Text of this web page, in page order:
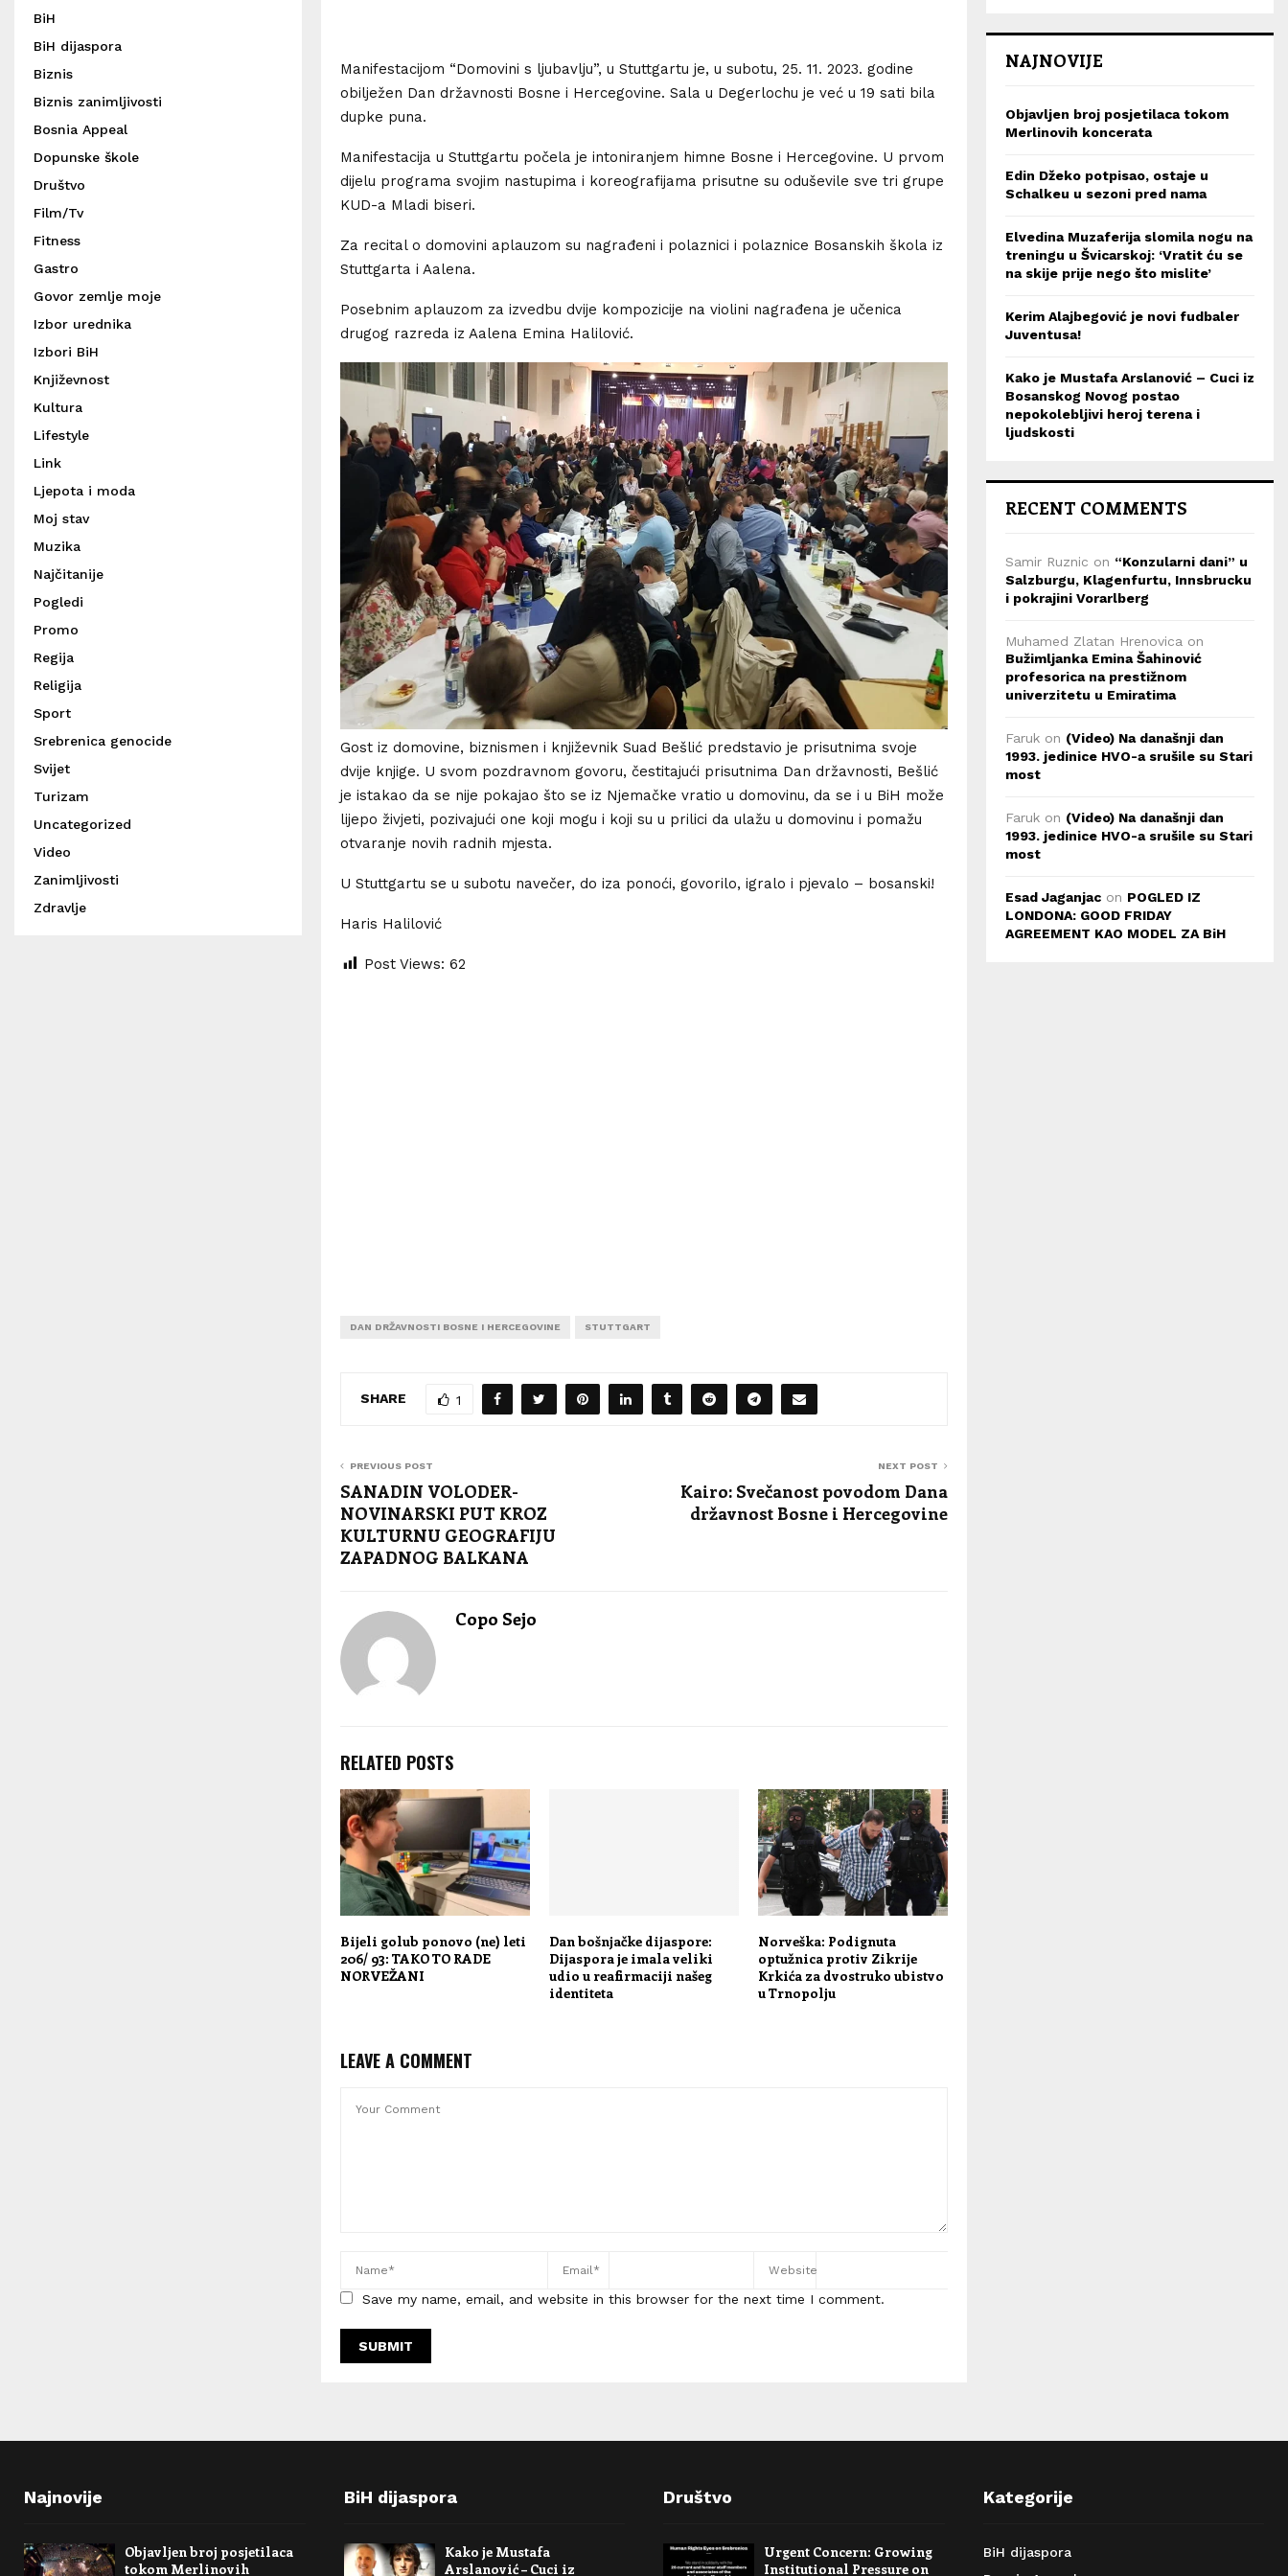
Manifestacijom “Domovini s ljubavlju”, u Stuttgartu je, u subotu, 25. 11. 2023. godine
obilježen Dan državnosti Bosne i Hercegovine. Sala u Degerlochu je već u 19 sati bila
dupke puna.
Manifestacija u Stuttgartu počela je intoniranjem himne Bosne i Hercegovine. U prvom
dijelu programa svojim nastupima i koreografijama prisutne su oduševile sve tri grupe
KUD-a Mladi biseri.
Za recital o domovini aplauzom su nagrađeni i polaznici i polaznice Bosanskih škola iz
Stuttgarta i Aalena.
Posebnim aplauzom za izvedbu dvije kompozicije na violini nagrađena je učenica
drugog razreda iz Aalena Emina Halilović.
Gost iz domovine, biznismen i književnik Suad Bešlić predstavio je prisutnima svoje
dvije knjige. U svom pozdravnom govoru, čestitajući prisutnima Dan državnosti, Bešlić
je istakao da se nije pokajao što se iz Njemačke vratio u domovinu, da se i u BiH može
lijepo živjeti, pozivajući one koji mogu i koji su u prilici da ulažu u domovinu i pomažu
otvaranje novih radnih mjesta.
U Stuttgartu se u subotu navečer, do iza ponoći, govorilo, igralo i pjevalo – bosanski!
Haris Halilović
Post Views: 62
DAN DRŽAVNOSTI BOSNE I HERCEGOVINE STUTTGART
SHARE 1
PREVIOUS POST
SANADIN VOLODER-
NOVINARSKI PUT KROZ
KULTURNU GEOGRAFIJU
ZAPADNOG BALKANA
NEXT POST
Kairo: Svečanost povodom Dana
državnost Bosne i Hercegovine
Copo Sejo
RELATED POSTS
Bijeli golub ponovo (ne) leti
206/ 93: TAKO TO RADE
NORVEŽANI
Dan bošnjačke dijaspore:
Dijaspora je imala veliki
udio u reafirmaciji našeg
identiteta
Norveška: Podignuta
optužnica protiv Zikrije
Krkića za dvostruko ubistvo
u Trnopolju
LEAVE A COMMENT
Save my name, email, and website in this browser for the next time I comment.
BiH
BiH dijaspora
Biznis
Biznis zanimljivosti
Bosnia Appeal
Dopunske škole
Društvo
Film/Tv
Fitness
Gastro
Govor zemlje moje
Izbor urednika
Izbori BiH
Književnost
Kultura
Lifestyle
Link
Ljepota i moda
Moj stav
Muzika
Najčitanije
Pogledi
Promo
Regija
Religija
Sport
Srebrenica genocide
Svijet
Turizam
Uncategorized
Video
Zanimljivosti
Zdravlje
NAJNOVIJE
Objavljen broj posjetilaca tokom
Merlinovih koncerata
Edin Džeko potpisao, ostaje u
Schalkeu u sezoni pred nama
Elvedina Muzaferija slomila nogu na
treningu u Švicarskoj: ‘Vratit ću se
na skije prije nego što mislite’
Kerim Alajbegović je novi fudbaler
Juventusa!
Kako je Mustafa Arslanović – Cuci iz
Bosanskog Novog postao
nepokolebljivi heroj terena i
ljudskosti
RECENT COMMENTS
Samir Ruznic on “Konzularni dani” u
Salzburgu, Klagenfurtu, Innsbrucku
i pokrajini Vorarlberg
Muhamed Zlatan Hrenovica on
Bužimljanka Emina Šahinović
profesorica na prestižnom
univerzitetu u Emiratima
Faruk on (Video) Na današnji dan
1993. jedinice HVO-a srušile su Stari
most
Faruk on (Video) Na današnji dan
1993. jedinice HVO-a srušile su Stari
most
Esad Jaganjac on POGLED IZ
LONDONA: GOOD FRIDAY
AGREEMENT KAO MODEL ZA BiH
Najnovije
Objavljen broj posjetilaca
tokom Merlinovih
BiH dijaspora
Kako je Mustafa
Arslanović – Cuci iz
Društvo
Urgent Concern: Growing
Institutional Pressure on
Kategorije
BiH dijaspora